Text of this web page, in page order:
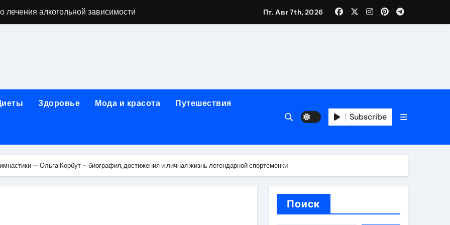
лечения алкогольной зависимости
для маникюра, педикюра, дизайна ногтей, депиляции и наращивания ресниц
огнезащитной изоляции для промышленных объектов
и Таджикистаном: варианты билетов и требования к документам
к консультации, методы обследования и ход приема
Пт. Авг 7th, 2026
Здоровье Мода и красота Путешествия
Subscribe
— Ольга Корбут – биография, достижения и личная жизнь легендарной спортсменки
Поиск